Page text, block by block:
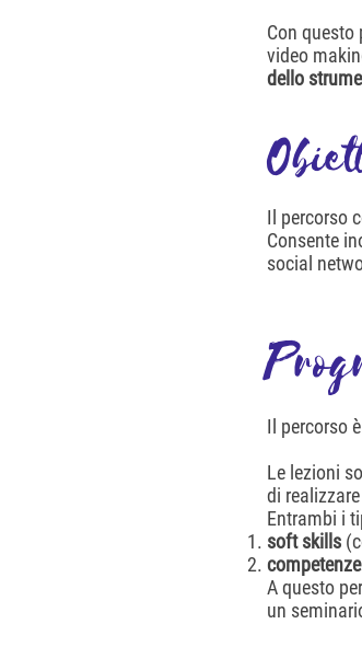
Con
video
dello
Il percorso
Consente
social
Il percorso
Le lezioni
di
Entrambi i
soft skills
A questo
un